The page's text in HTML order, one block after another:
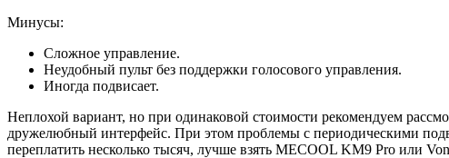
Минусы:
Сложное управление.
Неудобный пульт без поддержки голосового управления.
Иногда подвисает.
Неплохой вариант, но при одинаковой стоимости рекомендуем
дружелюбный интерфейс. При этом проблемы с периодическими
переплатить несколько тысяч, лучше взять MECOOL KM9 Pro или